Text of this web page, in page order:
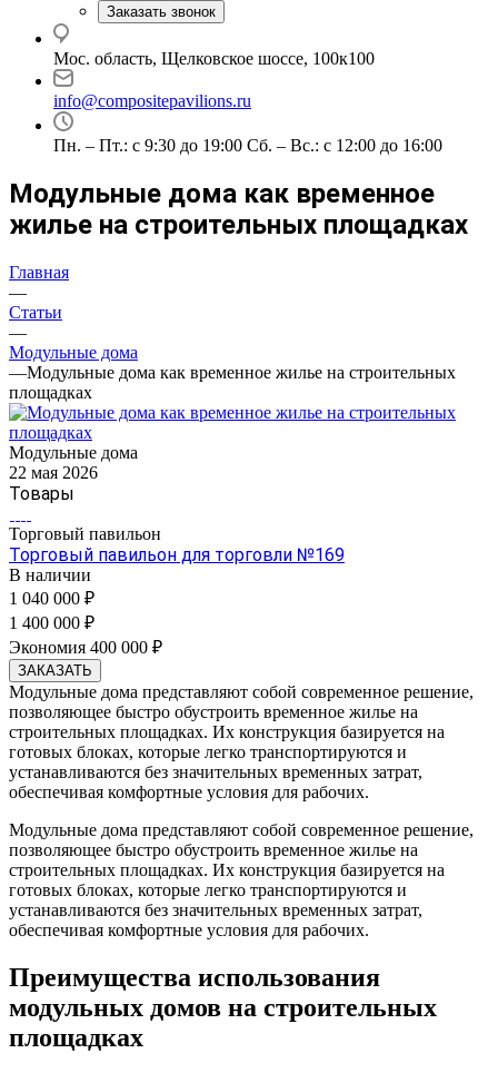
Заказать звонок
Мос. область, Щелковское шоссе, 100к100
info@compositepavilions.ru
Пн. – Пт.: с 9:30 до 19:00 Сб. – Вс.: с 12:00 до 16:00
Модульные дома как временное
жилье на строительных площадках
Главная
—
Статьи
—
Модульные дома
—Модульные дома как временное жилье на строительных
площадках
Модульные дома
22 мая 2026
Товары
Торговый павильон
Торговый павильон для торговли №169
В наличии
1 040 000 ₽
1 400 000 ₽
Экономия 400 000 ₽
ЗАКАЗАТЬ
Модульные дома представляют собой современное решение,
позволяющее быстро обустроить временное жилье на
строительных площадках. Их конструкция базируется на
готовых блоках, которые легко транспортируются и
устанавливаются без значительных временных затрат,
обеспечивая комфортные условия для рабочих.
Модульные дома представляют собой современное решение,
позволяющее быстро обустроить временное жилье на
строительных площадках. Их конструкция базируется на
готовых блоках, которые легко транспортируются и
устанавливаются без значительных временных затрат,
обеспечивая комфортные условия для рабочих.
Преимущества использования
модульных домов на строительных
площадках